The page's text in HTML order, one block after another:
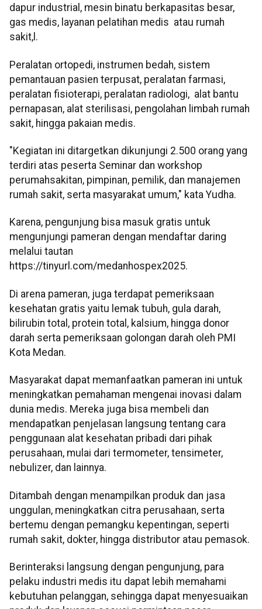
dapur industrial, mesin binatu berkapasitas besar,
gas medis, layanan pelatihan medis atau rumah
sakit,l.
Peralatan ortopedi, instrumen bedah, sistem
pemantauan pasien terpusat, peralatan farmasi,
peralatan fisioterapi, peralatan radiologi, alat bantu
pernapasan, alat sterilisasi, pengolahan limbah rumah
sakit, hingga pakaian medis.
"Kegiatan ini ditargetkan dikunjungi 2.500 orang yang
terdiri atas peserta Seminar dan workshop
perumahsakitan, pimpinan, pemilik, dan manajemen
rumah sakit, serta masyarakat umum," kata Yudha.
Karena, pengunjung bisa masuk gratis untuk
mengunjungi pameran dengan mendaftar daring
melalui tautan
https://tinyurl.com/medanhospex2025.
Di arena pameran, juga terdapat pemeriksaan
kesehatan gratis yaitu lemak tubuh, gula darah,
bilirubin total, protein total, kalsium, hingga donor
darah serta pemeriksaan golongan darah oleh PMI
Kota Medan.
Masyarakat dapat memanfaatkan pameran ini untuk
meningkatkan pemahaman mengenai inovasi dalam
dunia medis. Mereka juga bisa membeli dan
mendapatkan penjelasan langsung tentang cara
penggunaan alat kesehatan pribadi dari pihak
perusahaan, mulai dari termometer, tensimeter,
nebulizer, dan lainnya.
Ditambah dengan menampilkan produk dan jasa
unggulan, meningkatkan citra perusahaan, serta
bertemu dengan pemangku kepentingan, seperti
rumah sakit, dokter, hingga distributor atau pemasok.
Berinteraksi langsung dengan pengunjung, para
pelaku industri medis itu dapat lebih memahami
kebutuhan pelanggan, sehingga dapat menyesuaikan